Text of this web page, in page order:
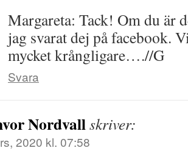
Margareta: Tack! Om du är
jag svarat dej på facebook.
mycket krångligare….//G
Svara
Nordvallskriver:
2020 kl. 07:58